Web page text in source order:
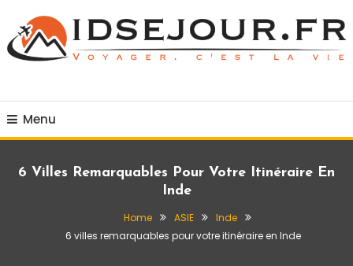
Content
Menu
6 Villes Remarquables Pour Votre Itinéraire En
Inde
Home ASIE
Inde
6 villes remarquables pour votre itinéraire en Inde